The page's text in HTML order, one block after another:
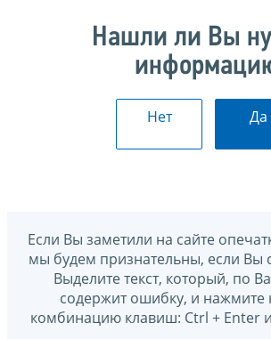
Нашли ли Вы
Нет Да
Если Вы заметили на сайте
мы будем признательны, если Вы
Выделите текст, который, по
содержит ошибку, и нажмите
комбинацию клавиш: Ctrl + Enter